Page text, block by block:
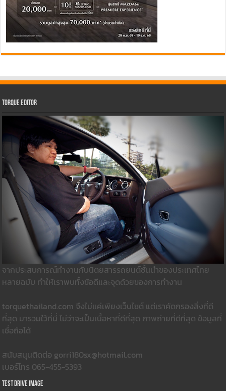
Torque Editor
จากประสบการณ์ทำงานกับนิตยสารรถยนต์ชั้นนำของประเทศไทย
หลายฉบับ ทำให้เราพบทั้งข้อดีและจุดด้วยของการทำงาน
torquethailand.com จึงไม่แค่เพียงเว็บไซต์ แต่เราคัดกรองสิ่งที่ดี
ที่สุด มารวมใว้ที่นี่ ไม่ว่าจะเป็นเนื้อหาที่ดีที่สุด ภาพถ่ายที่ดีที่สุด ข้อมูลที่
เชื่อถือได้
สนับสนุนติดต่อ gorri180sx@hotmail.com
เบอร์โทร 065-455-5393
Test Drive Image